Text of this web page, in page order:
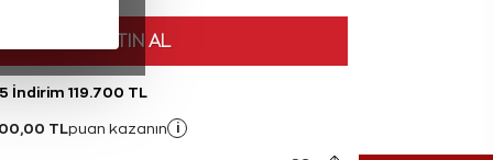
HEMEN SATIN AL
İndirim 119.700 TL
TL puan kazanın i